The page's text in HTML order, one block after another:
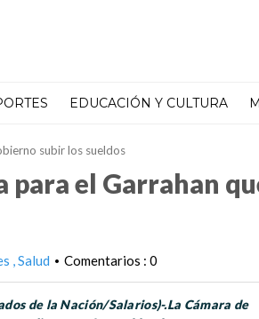
EDUCACIÓN Y CULTURA
subir los sueldos
para el Garrahan
Salud • Comentarios : 0
de la Nación/Salarios)-.La Cámara de